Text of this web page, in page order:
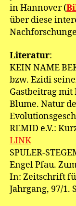
in Hannover (
über diese
Literatur:
KEIN NAME
bzw. Ezidi
Gastbeitrag
Blume. Natur
REMID e.V.:
LINK
SPULER-
Engel Pfau.
In: Zeitschrift
Jahrgang, 97/1.